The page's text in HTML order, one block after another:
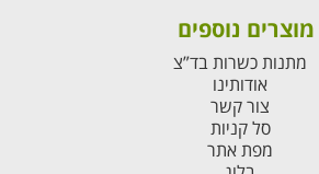
מוצרים נוספים
מתנות כשרות בד”צ
אודותינו
צור קשר
סל קניות
מפת אתר